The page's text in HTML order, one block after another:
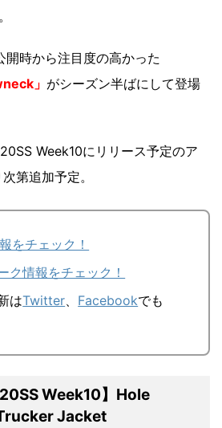
。
時から注目度の高かった
」 がシーズン半ばにして登場
Week10にリリース予定のア
第追加予定。
をチェック！
ク情報をチェック！
はTwitter、 Facebookでも
Week10】Hole
Jacket